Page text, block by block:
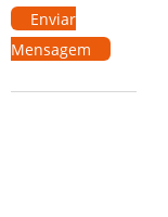
Enviar
Mensagem